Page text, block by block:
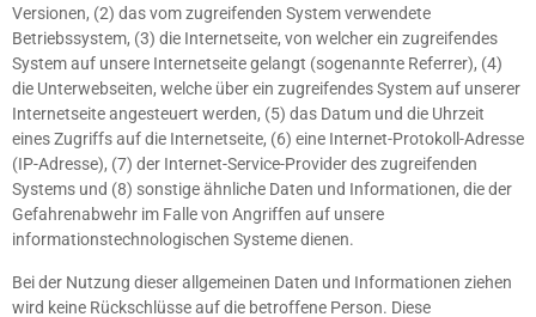
Versionen, (2) das vom zugreifenden System verwendete
Betriebssystem, (3) die Internetseite, von welcher ein zugreifendes
System auf unsere Internetseite gelangt (sogenannte Referrer), (4)
die Unterwebseiten, welche über ein zugreifendes System auf unserer
Internetseite angesteuert werden, (5) das Datum und die Uhrzeit
eines Zugriffs auf die Internetseite, (6) eine Internet-Protokoll-Adresse
(IP-Adresse), (7) der Internet-Service-Provider des zugreifenden
Systems und (8) sonstige ähnliche Daten und Informationen, die der
Gefahrenabwehr im Falle von Angriffen auf unsere
informationstechnologischen Systeme dienen.
Bei der Nutzung dieser allgemeinen Daten und Informationen ziehen
wird keine Rückschlüsse auf die betroffene Person. Diese